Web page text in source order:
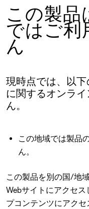
この製
ではご利
ん
現時点では、以
に関するオンラ
ん。
この地域では製品
ん。
この製品を別の国/地
Webサイトにアクセ
プコンテンツにアクセ